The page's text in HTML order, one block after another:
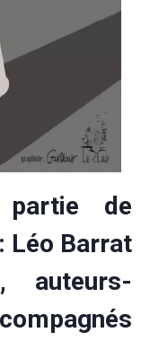
partie de
Léo Barrat
auteurs-